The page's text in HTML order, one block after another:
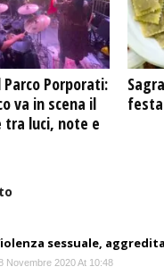
Parco Porporati:
va in scena il
tra luci, note e
festa
sessuale,
Novembre 2020 At 10:48